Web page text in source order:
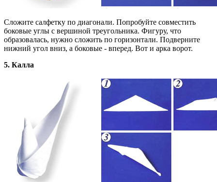
Сложите салфетку по диагонали. Попробуйте совместить
боковые углы с вершиной треугольника. Фигуру, что
образовалась, нужно сложить по горизонтали. Подверните
нижний угол вниз, а боковые - вперед. Вот и арка ворот.
5. Калла